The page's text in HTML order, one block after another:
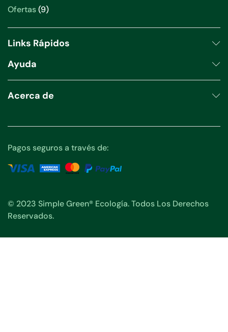
Ofertas 99
Links Rápidos
Ayuda
Acerca de
© 2023 Simple Green® Ecología. Todos Los Derechos
Reservados.
Pagos seguros a través de: